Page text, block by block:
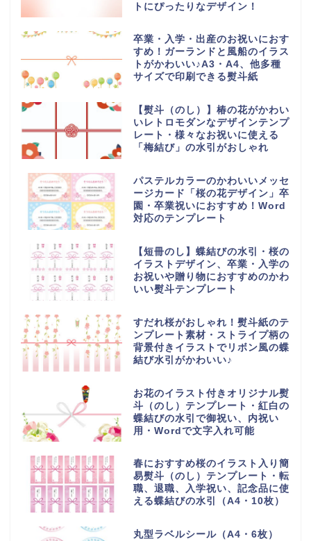
トにぴったりなデザイン！
卒業・入学・出産のお祝いにおす
すめ！ガーランドと風船のイラス
トがかわいい♪A3・A4、他多種
サイズで印刷できる熨斗紙
【熨斗（のし）】椿の花がかわい
いレトロモダンなデザインテンプ
レート・様々なお祝いに使える
「梅結び」の水引がおしゃれ
パステルカラーのかわいいメッセ
ージカード「桜の花デザイン」卒
園・卒業祝いにおすすめ！Word
対応のテンプレート
【短冊のし】蝶結びの水引・桜の
イラストデザイン、卒業・入学の
お祝いや贈り物におすすめのかわ
いい熨斗テンプレート
すだれ桜がおしゃれ！熨斗紙のテ
ンプレート素材・ストライプ柄の
背景付きイラストでリボン風の蝶
結び水引がかわいい♪
お花のイラスト付きオリジナル熨
斗（のし）テンプレート・紅白の
蝶結びの水引で御祝い、内祝い
用・Wordで文字入れ可能
春におすすめ桜のイラスト入り簡
易熨斗（のし）テンプレート・転
職、退職、入学祝い、記念品に使
える蝶結びの水引（A4・10枚）
丸型ラベルシール（A4・6枚）